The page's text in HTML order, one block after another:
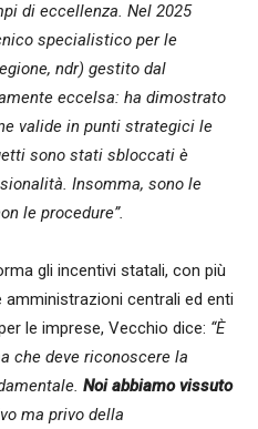
di eccellenza. Nel 2025
specialistico per le
ndr) gestito dal
eccelsa: ha dimostrato
valide in punti strategici le
sono stati sbloccati è
Insomma, sono le
le procedure”.
gli incentivi statali, con più
centrali ed enti
le imprese, Vecchio dice: “È
che deve riconoscere la
Noi abbiamo vissuto
ma privo della